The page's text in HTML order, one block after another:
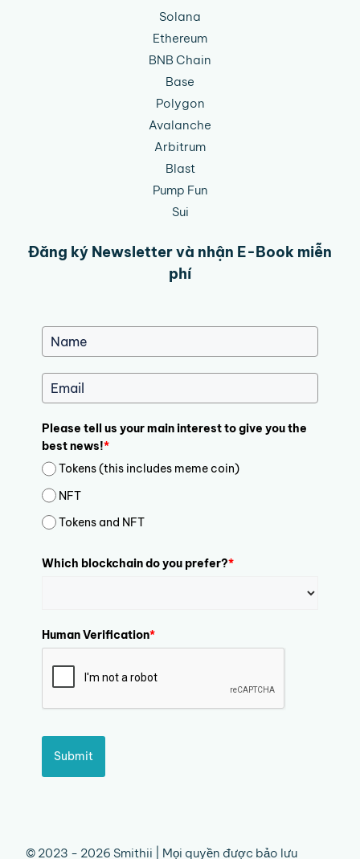
Solana
Ethereum
BNB Chain
Base
Polygon
Avalanche
Arbitrum
Blast
Pump Fun
Sui
Đăng ký Newsletter và nhận E-Book miễn
phí
Please tell us your main interest to give you the
best news!*
Tokens (this includes meme coin)
NFT
Tokens and NFT
Which blockchain do you prefer?*
Human Verification*
Submit
© 2023 - 2026 Smithii | Mọi quyền được bảo lưu